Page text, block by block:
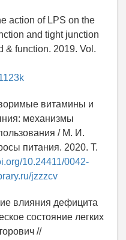
action of LPS on the
and tight junction
& function. 2019. Vol.
витамины и
механизмы
/ М. И.
питания. 2020. Т.
10.24411/0042-
jzzzcv
влияния дефицита
состояние легких
//